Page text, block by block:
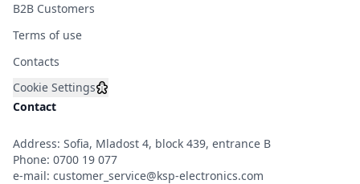
B2B Customers
Terms of use
Contacts
Cookie Settings
Contact
Address: Sofia, Mladost 4, block 439, entrance B
Phone: 0700 19 077
e-mail: customer_service@ksp-electronics.com